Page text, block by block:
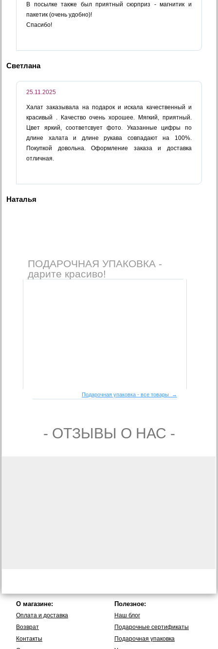
В посылке также был приятный сюрприз - магнитик и
пакетик (очень удобно)!
Спасибо!
Светлана
25.11.2025
Халат заказывала на подарок и искала качественный и
красивый . Качество очень хорошее. Мягкий, приятный.
Цвет яркий, соответсвует фото. Указанные цифры по
длине халата и длине рукава совпадают на 100%.
Покупкой довольна. Оформление заказа и доставка
отличная.
Наталья
ПОДАРОЧНАЯ УПАКОВКА -
дарите красиво!
Подарочная упаковка - все товары →
- ОТЗЫВЫ О НАС -
О магазине:
Оплата и доставка
Возврат
Контакты
Полезное:
Наш блог
Подарочные сертификаты
Подарочная упаковка